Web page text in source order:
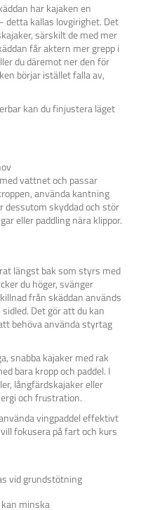
har kajaken en
detta kallas lovgirighet. Det
särskilt de med mer
får aktern mer grepp i
du däremot ner den för
börjar istället falla av,
kan du finjustera läget
vattnet och passar
använda kantning
dessutom skyddad och stör
eller paddling nära klippor.
längst bak som styrs med
du höger, svänger
från skäddan används
Det gör att du kan
behöva använda styrtag
snabba kajaker med rak
bara kropp och paddel. I
långfärdskajaker eller
och frustration.
vingpaddel effektivt
fokusera på fart och kurs
vid grundstötning
minska